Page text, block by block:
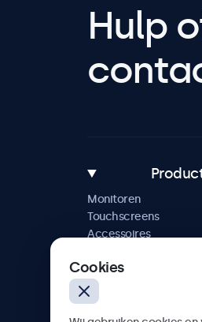
Hulp
Monitoren
Touchscreens
Accessoires
Cookies